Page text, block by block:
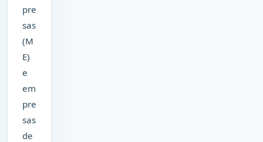
pre
sas
(M
E)
e
em
pre
sas
de